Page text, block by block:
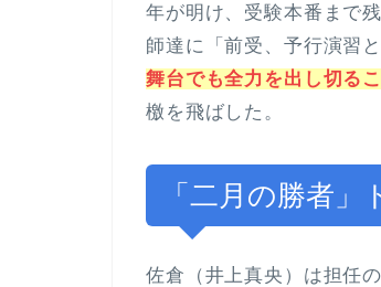
年が明け、受験本番まで
師達に「前受、予行演習
舞台でも全力を出し切る
檄を飛ばした。
「二月の勝者
佐倉（井上真央）は担任